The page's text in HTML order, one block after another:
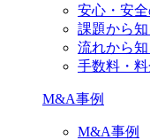
安心・安
課題から
流れから
手数料・料
M&A事例
M&A事例